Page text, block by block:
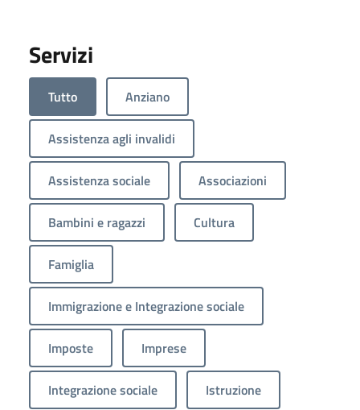
Servizi
Tutto Anziano
Assistenza agli invalidi
Assistenza sociale Associazioni
Bambini e ragazzi Cultura
Famiglia
Immigrazione e Integrazione sociale
Imposte Imprese
Integrazione sociale Istruzione